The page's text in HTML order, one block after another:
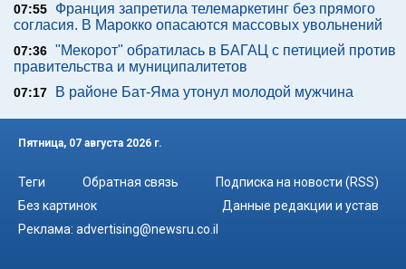
07:55
Франция запретила телемаркетинг без прямого
согласия. В Марокко опасаются массовых увольнений
07:36 "Мекорот" обратилась в БАГАЦ с петицией против
правительства и муниципалитетов
07:17 В районе Бат-Яма утонул молодой мужчина
Пятница, 07 августа 2026 г.
Теги Обратная связь
Подписка на новости (RSS)
Без картинок
Данные редакции и устав
Реклама: advertising@newsru.co.il